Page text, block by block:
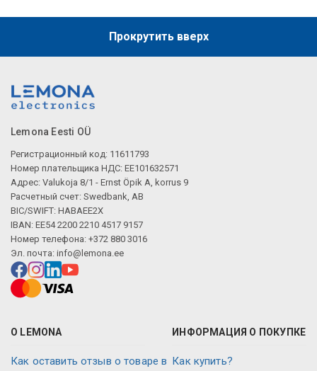
Прокрутить вверх
Lemona Eesti OÜ
Регистрационный код: 11611793
Номер плательщика НДС: EE101632571
Адрес: Valukoja 8/1 - Ernst Öpik A, korrus 9
Расчетный счет: Swedbank, AB
BIC/SWIFT: HABAEE2X
IBAN: EE54 2200 2210 4517 9157
Номер телефона: +372 880 3016
Эл. почта: info@lemona.ee
О LEMONA
Как оставить отзыв о товаре в
ИНФОРМАЦИЯ О ПОКУПКЕ
Как купить?